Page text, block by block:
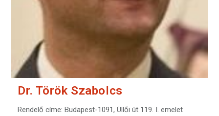
Dr. Török Szabolcs
Rendelő címe: Budapest-1091, Üllői út 119. I. emelet